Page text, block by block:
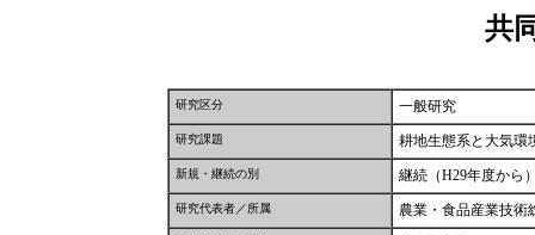
共
研究区分 一般研究
研究課題 耕地生態系と大気環
新規・継続の別 継続（H29年度から
研究代表者／所属 農業・食品産業技術